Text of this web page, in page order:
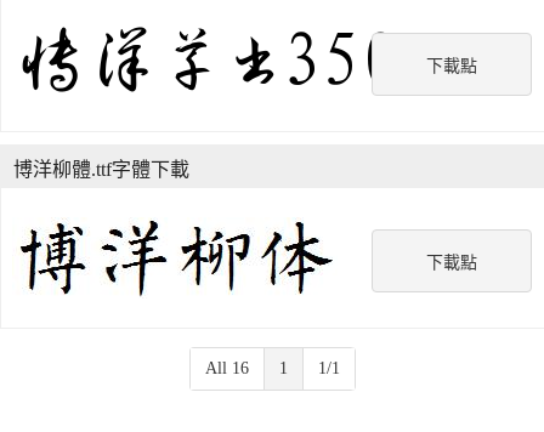
下載點
下載點
博洋柳體.ttf字體下載
All 16 1 1/1